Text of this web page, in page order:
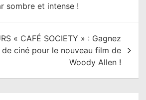
sombre et intense !
« CAFÉ SOCIETY » : Gagnez
ciné pour le nouveau film de
Woody Allen !